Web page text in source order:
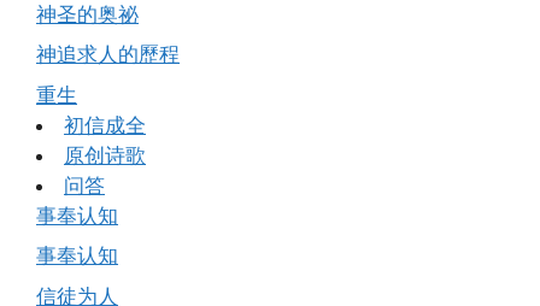
神圣的奥祕
神追求人的歷程
重生
初信成全
原创诗歌
问答
事奉认知
事奉认知
信徒为人